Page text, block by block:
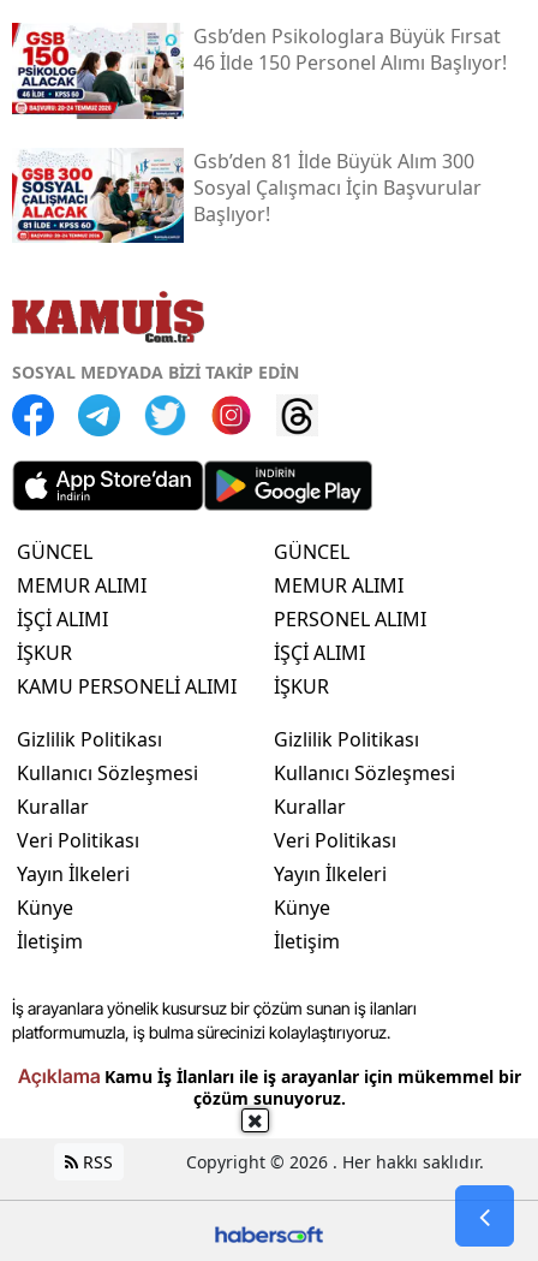
Gsb’den Psikologlara Büyük Fırsat
46 İlde 150 Personel Alımı Başlıyor!
Gsb’den 81 İlde Büyük Alım 300
Sosyal Çalışmacı İçin Başvurular
Başlıyor!
SOSYAL MEDYADA BİZİ TAKİP EDİN
GÜNCEL
MEMUR ALIMI
İŞÇİ ALIMI
İŞKUR
KAMU PERSONELİ ALIMI
GÜNCEL
MEMUR ALIMI
PERSONEL ALIMI
İŞÇİ ALIMI
İŞKUR
Gizlilik Politikası
Kullanıcı Sözleşmesi
Kurallar
Veri Politikası
Yayın İlkeleri
Künye
İletişim
Gizlilik Politikası
Kullanıcı Sözleşmesi
Kurallar
Veri Politikası
Yayın İlkeleri
Künye
İletişim
İş arayanlara yönelik kusursuz bir çözüm sunan iş ilanları
platformumuzla, iş bulma sürecinizi kolaylaştırıyoruz.
Açıklama Kamu İş İlanları ile iş arayanlar için mükemmel bir
çözüm sunuyoruz.
RSS Copyright © 2026 . Her hakkı saklıdır.